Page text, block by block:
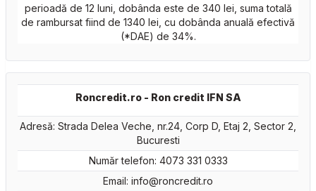
perioadă de 12 luni, dobânda este de 340 lei, suma totală
de rambursat fiind de 1340 lei, cu dobânda anuală efectivă
(*DAE) de 34%.
Roncredit.ro - Ron credit IFN SA
Adresă: Strada Delea Veche, nr.24, Corp D, Etaj 2, Sector 2,
Bucuresti
Număr telefon: 4073 331 0333
Email: info@roncredit.ro